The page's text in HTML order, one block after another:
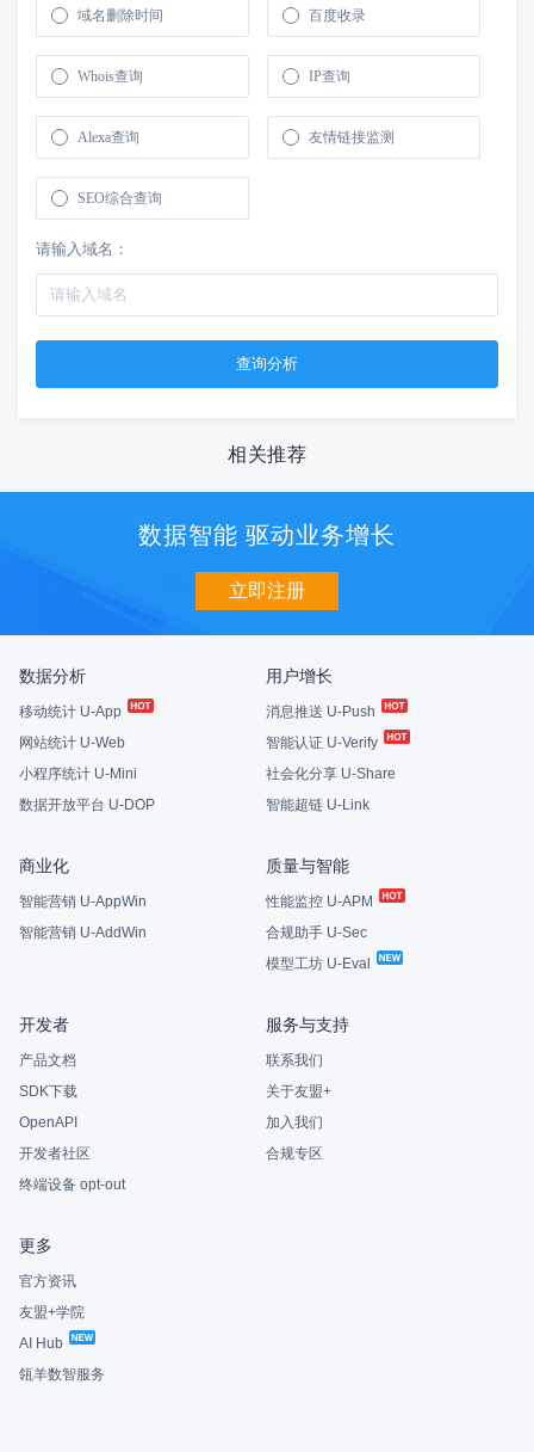
域名删除时间 百度收录
Whois查询 IP查询
Alexa查询 友情链接监测
SEO综合查询
请输入域名：
相关推荐
数据智能 驱动业务增长
立即注册
数据分析
移动统计 U-App
网站统计 U-Web
小程序统计 U-Mini
数据开放平台 U-DOP
用户增长
消息推送 U-Push
智能认证 U-Verify
社会化分享 U-Share
智能超链 U-Link
商业化
智能营销 U-AppWin
智能营销 U-AddWin
质量与智能
性能监控 U-APM
合规助手 U-Sec
模型工坊 U-Eval
开发者
产品文档
SDK下载
OpenAPI
开发者社区
终端设备 opt-out
服务与支持
联系我们
关于友盟+
加入我们
合规专区
更多
官方资讯
友盟+学院
AI Hub
瓴羊数智服务